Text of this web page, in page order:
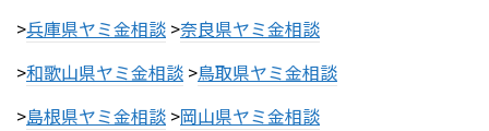
>兵庫県ヤミ金相談 >奈良県ヤミ金相談
>和歌山県ヤミ金相談 >鳥取県ヤミ金相談
>島根県ヤミ金相談 >岡山県ヤミ金相談